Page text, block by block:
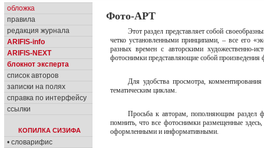
обложка
правила
редакция журнала
ARIFIS-info
ARIFIS-NEXT
блокнот эксперта
список авторов
записки на полях
справка по интерфейсу
ссылки
КОПИЛКА СИЗИФА
• словарифис
Фото-АРТ
Этот раздел представляет собой
четко установленными принципами, – все его
разных времен с авторскими художественно-
фотоснимки представляющие собой произведения
Для удобства просмотра,
тематическим циклам.
Просьба к авторам, пополняющим раздел
помнить, что все фотоснимки размещенные
оформленными и информативными.